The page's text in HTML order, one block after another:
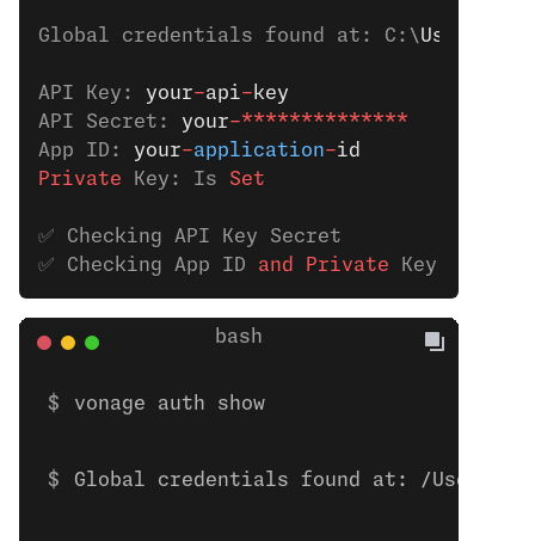
Global credentials found at: C:\Users
API Key: your-api- key
API Secret: your-**************
App ID: your-application-id
Private Key: Is Set
✅ Checking API Key Secret
✅ Checking App ID and Private Key
vonage auth show
Global credentials found at: /Users/